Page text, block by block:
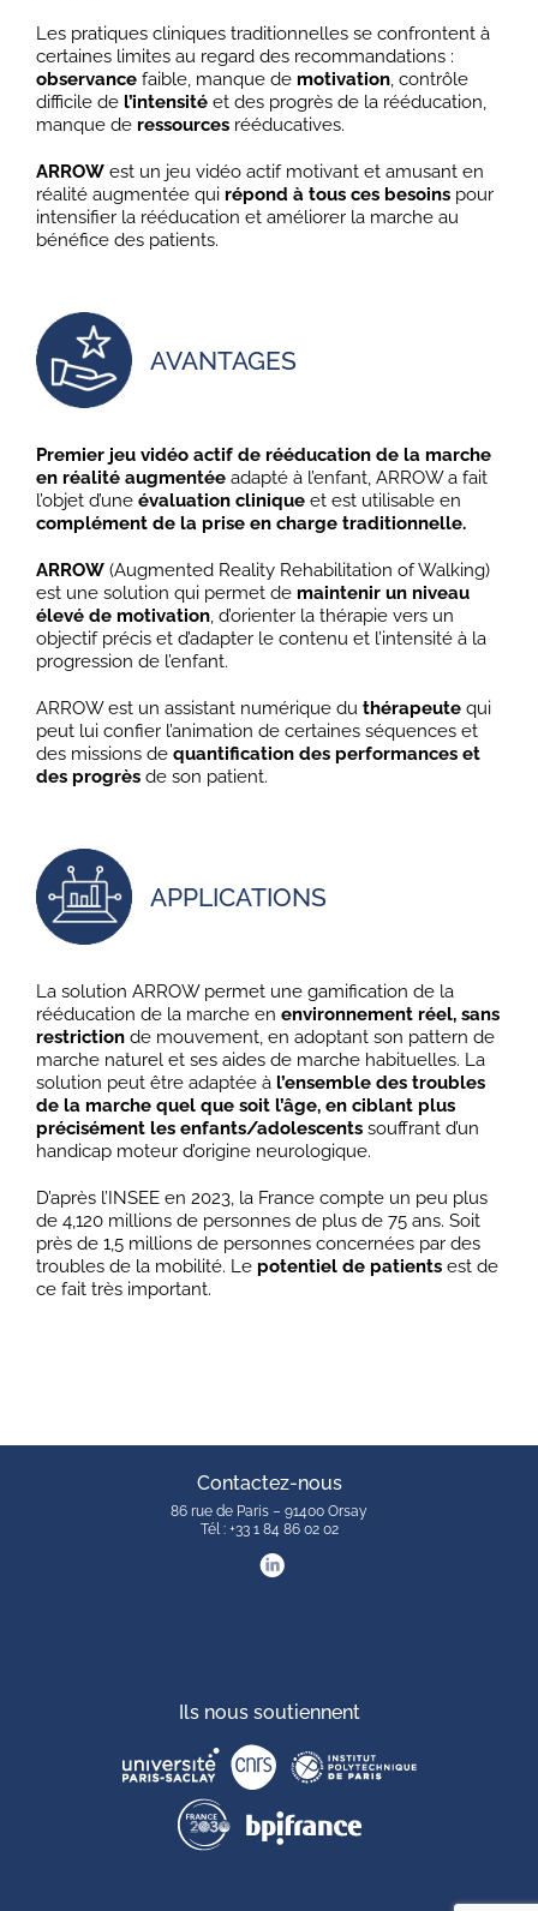
Les pratiques cliniques traditionnelles se confrontent à
certaines limites au regard des recommandations :
observancefaible, manque de motivation, contrôle
difficile de l’intensitéet des progrès de la rééducation,
manque de ressourcesrééducatives.
ARROWest un jeu vidéo actif motivant et amusant en
réalité augmentée qui répond à tous ces besoinspour
intensifier la rééducation et améliorer la marche au
bénéfice des patients.
AVANTAGES
Premier jeu vidéo actif de rééducation de la marche
en réalité augmentéeadapté à l’enfant, ARROW a fait
l’objet d’uneévaluation cliniqueet est utilisable en
complément de la prise en charge traditionnelle.
ARROW(Augmented Reality Rehabilitation of Walking)
est une solution qui permet de maintenir un niveau
élevé de motivation, d’orienter la thérapie vers un
objectif précis et d’adapter le contenu et l’intensité à la
progression de l’enfant.
ARROW est un assistant numérique du thérapeutequi
peut lui confier l’animation de certaines séquences et
des missions de quantification des performances et
des progrèsde son patient.
APPLICATIONS
La solution ARROW permet une gamification de la
rééducation de la marche en environnement réel, sans
restrictionde mouvement, en adoptant son pattern de
marche naturel et ses aides de marche habituelles. La
solution peut être adaptée àl’ensemble des troubles
de la marche quel que soit l’âge, en ciblant plus
précisément les enfants/adolescents souffrant d’un
handicap moteur d’origine neurologique.
D’après l’INSEE en 2023, la France compte un peu plus
de 4,120 millions de personnes de plus de 75 ans. Soit
près de 1,5 millions de personnes concernées par des
troubles de la mobilité. Le potentiel de patientsest de
ce fait très important.
Contactez-nous
86 rue de Paris – 91400 Orsay
Tél : +33 1 84 86 02 02
Ils nous soutiennent